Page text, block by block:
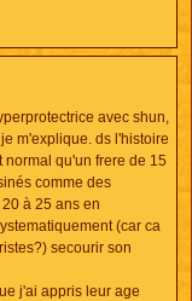
avec shun,
m'explique. ds l'histoire
normal qu'un frere de 15
comme des
à 25 ans en
(car ca
secourir son
j'ai appris leur age